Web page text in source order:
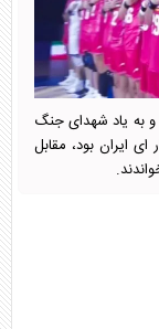
و به یاد شهدای جنگ
ایران بود، مقابل